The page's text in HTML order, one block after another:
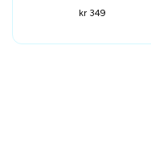
kr349